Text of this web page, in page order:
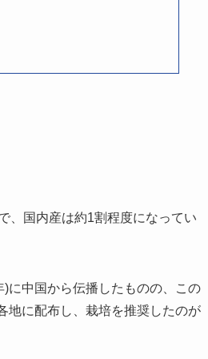
、国内産は約1割程度になってい
に中国から伝播したものの、この
地に配布し、栽培を推奨したのが